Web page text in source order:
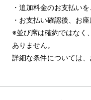
・追加料金のお支払い
・お支払い確認後、お
※並び席は確約ではなく
ありません。
詳細な条件については、